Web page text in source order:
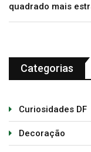
quadrado mais
Categorias
Curiosidades DF
Decoração